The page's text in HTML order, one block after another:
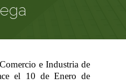
e Industria de
el 10 de Enero de